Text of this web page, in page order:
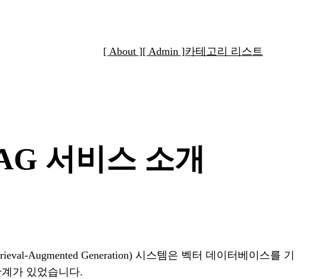
[ About ][ Admin ]카테고리 리스트
서비스 소개
Augmented Generation) 시스템은 벡터 데이터베이스를 기
가 있었습니다.